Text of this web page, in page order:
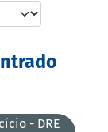
- DRE